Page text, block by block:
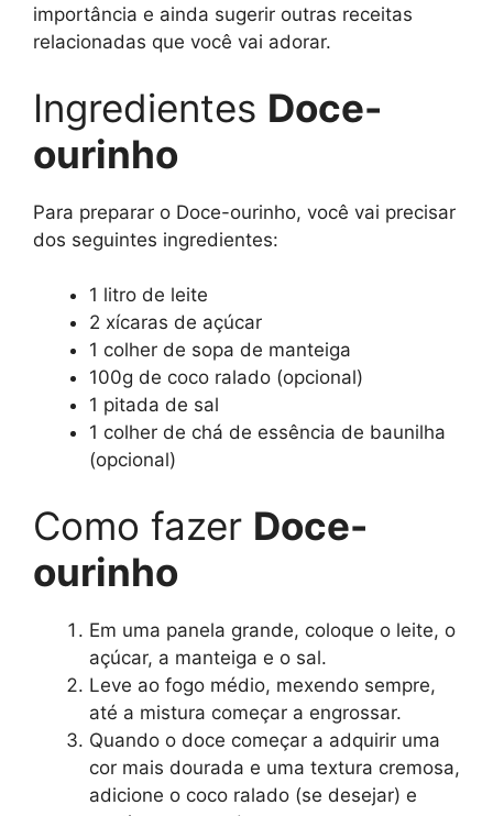
importância e ainda sugerir outras receitas
relacionadas que você vai adorar.
Ingredientes Doce-
ourinho
Para preparar o Doce-ourinho, você vai precisar
dos seguintes ingredientes:
1 litro de leite
2 xícaras de açúcar
1 colher de sopa de manteiga
100g de coco ralado (opcional)
1 pitada de sal
1 colher de chá de essência de baunilha
(opcional)
Como fazer Doce-
ourinho
Em uma panela grande, coloque o leite, o
açúcar, a manteiga e o sal.
Leve ao fogo médio, mexendo sempre,
até a mistura começar a engrossar.
Quando o doce começar a adquirir uma
cor mais dourada e uma textura cremosa,
adicione o coco ralado (se desejar) e